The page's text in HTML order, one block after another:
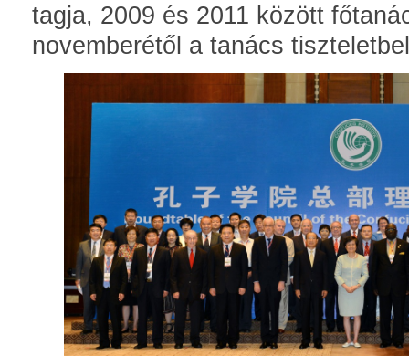
tagja, 2009 és 2011 között
novemberétől a tanács